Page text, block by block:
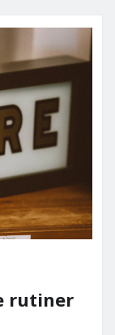
rutiner